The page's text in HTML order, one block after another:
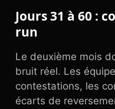
Jours 31 à 60 :
run
Le deuxième mois
bruit réel. Les
contestations, les
écarts de